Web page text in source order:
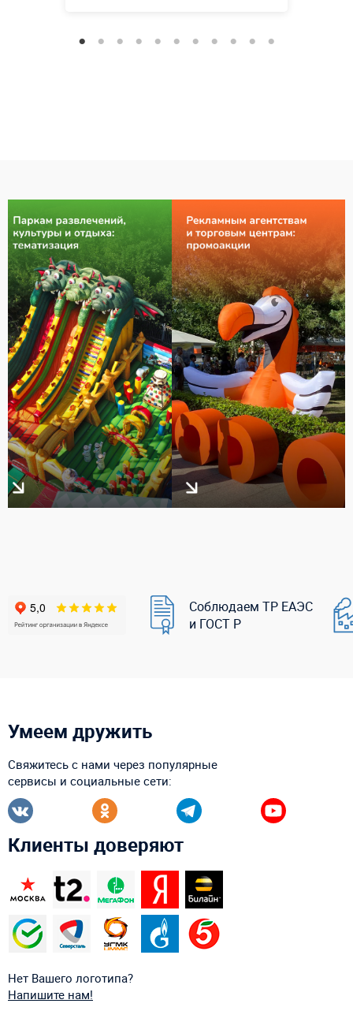
Соблюдаем ТР ЕАЭС
и ГОСТ Р
Умеем дружить
Свяжитесь с нами через популярные
сервисы и социальные сети:
Клиенты доверяют
Нет Вашего логотипа?
Напишите нам!